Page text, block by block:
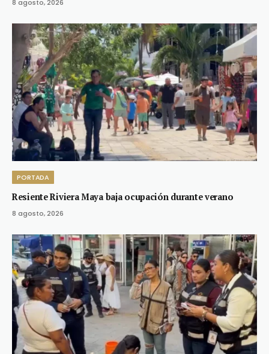
8 agosto, 2026
PORTADA
Resiente Riviera Maya baja ocupación durante verano
8 agosto, 2026